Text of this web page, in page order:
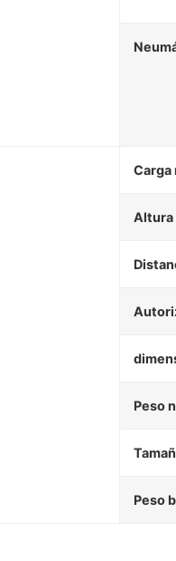
Carga
Altura
Peso
Peso